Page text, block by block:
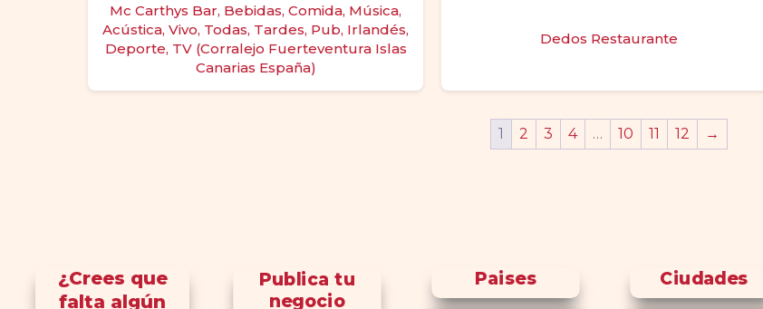
Mc Carthys Bar, Bebidas, Comida, Música,
Acústica, Vivo, Todas, Tardes, Pub, Irlandés,
Deporte, TV (Corralejo Fuerteventura Islas
Canarias España)
Dedos Restaurante
1 2 3 4 … 10 11 12 →
¿Crees que
falta algún
Publica tu
negocio
Paises Ciudades